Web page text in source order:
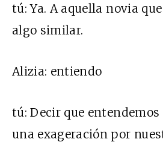
tú:Ya. A aquella novia
algo similar.
Alizia: entiendo
tú:Decir que
una exageración por